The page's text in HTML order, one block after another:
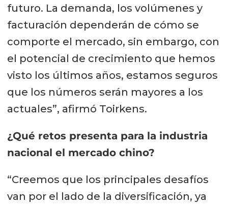
futuro. La demanda, los volúmenes y
facturación dependerán de cómo se
comporte el mercado, sin embargo, con
el potencial de crecimiento que hemos
visto los últimos años, estamos seguros
que los números serán mayores a los
actuales”, afirmó Toirkens.
¿Qué retos presenta para la industria
nacional el mercado chino?
“Creemos que los principales desafíos
van por el lado de la diversificación, ya